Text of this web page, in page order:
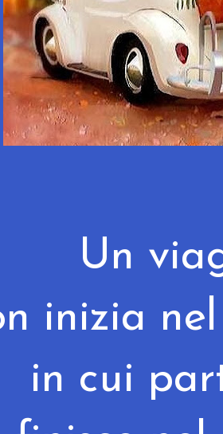
Un
inizia
in cui